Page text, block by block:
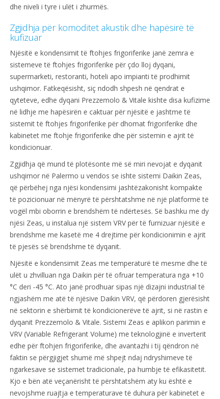
dhe niveli i tyre i ulët i zhurmës.
Zgjidhja për komoditet akustik dhe hapësirë të
kufizuar
Njësitë e kondensimit të ftohjes frigoriferike janë zemra e
sistemeve të ftohjes frigoriferike për çdo lloj dyqani,
supermarketi, restoranti, hoteli apo impianti të prodhimit
ushqimor. Fatkeqësisht, siç ndodh shpesh në qendrat e
qyteteve, edhe dyqani Prezzemolo & Vitale kishte disa kufizime
në lidhje me hapësirën e caktuar për njësitë e jashtme të
sistemit të ftohjes frigoriferike për dhomat frigoriferike dhe
kabinetet me ftohje frigoriferike dhe për sistemin e ajrit të
kondicionuar.
Zgjidhja që mund të plotësonte më së miri nevojat e dyqanit
ushqimor në Palermo u vendos se ishte sistemi Daikin Zeas,
që përbëhej nga njësi kondensimi jashtëzakonisht kompakte
të pozicionuar në mënyrë të përshtatshme në një platformë të
vogël mbi oborrin e brendshëm të ndërtesës. Së bashku me dy
njësi Zeas, u instalua një sistem VRV për të furnizuar njësitë e
brendshme me kasetë me 4 drejtime për kondicionimin e ajrit
të pjesës së brendshme të dyqanit.
Njësitë e kondensimit Zeas me temperaturë të mesme dhe të
ulët u zhvilluan nga Daikin për të ofruar temperatura nga +10
°C deri -45 °C. Ato janë prodhuar sipas një dizajni industrial të
ngjashëm me atë të njësive Daikin VRV, që përdoren gjerësisht
në sektorin e shërbimit të kondicionerëve të ajrit, si në rastin e
dyqanit Prezzemolo & Vitale. Sistemi Zeas e aplikon parimin e
VRV (Variable Refrigerant Volume) me teknologjinë e inverterit
edhe për ftohjen frigoriferike, dhe avantazhi i tij qëndron në
faktin se përgjigjet shumë më shpejt ndaj ndryshimeve të
ngarkesave se sistemet tradicionale, pa humbje të efikasitetit.
Kjo e bën atë veçanërisht të përshtatshëm aty ku është e
nevojshme ruajtja e temperaturave të duhura për kabinetet e